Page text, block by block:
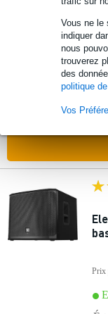
Vous ne le
indiquer
nous
trouverez
des
politique
Vos
Prix
Prix